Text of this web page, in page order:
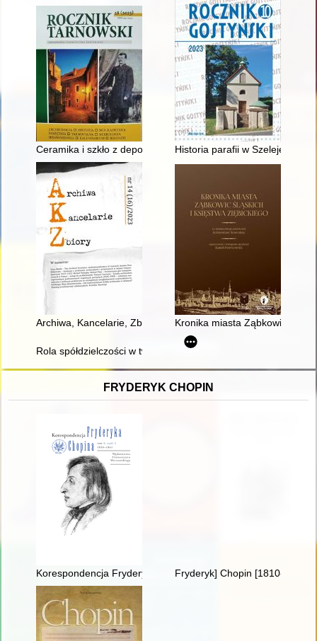
Ceramika i szkło z depozytu książąt Sanguszków w Muzeum
Historia parafii w Szelejewie
Archiwa, Kancelarie, Zbiory. Nr 14(16) (2023
Kronika miasta Ząbkowic
Rola spółdzielczości w tworzeniu własnego państwa i
FRYDERYK CHOPIN
Korespondencja Fryderyka Chopina. T. 3 cz. 1,
Fryderyk] Chopin [1810-1849].